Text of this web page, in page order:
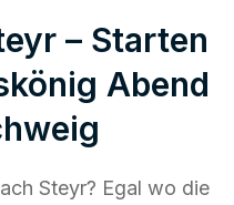
– Starten
Abend
Steyr? Egal wo die